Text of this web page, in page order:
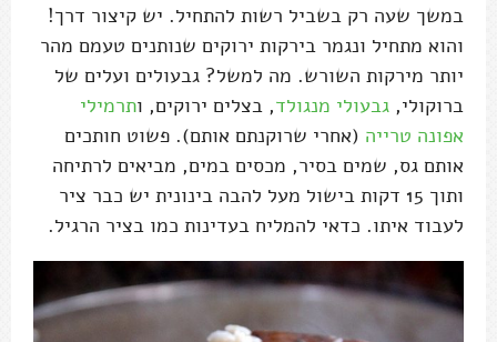
במשך שעה רק בשביל רשות להתחיל. יש קיצור דרך!
והוא מתחיל ונגמר בירקות ירוקים שנותנים טעמם מהר
יותר מירקות השורש. מה למשל? גבעולים ועלים של
ברוקולי, גבעולי מנגולד, בצלים ירוקים, ותרמילי
אפונה טרייה (אחרי שרוקנתם אותם). פשוט חותכים
אותם גס, שמים בסיר, מכסים במים, מביאים לרתיחה
ותוך 15 דקות בישול מעל להבה בינונית יש כבר ציר
לעבוד איתו. כדאי להמליח בעדינות כמו בציר הרגיל.